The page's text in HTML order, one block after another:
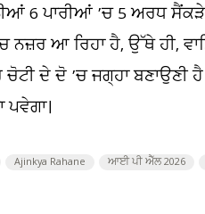
6 ਪਾਰੀਆਂ ’ਚ 5 ਅਰਧ ਸੈਂਕੜੇ
ਨਜ਼ਰ ਆ ਰਿਹਾ ਹੈ, ਉੱਥੇ ਹੀ,
ਚੋਟੀ ਦੇ ਦੋ ’ਚ ਜਗ੍ਹਾ
Ajinkya Rahane ਆਈ ਪੀ ਐੱਲ 2026